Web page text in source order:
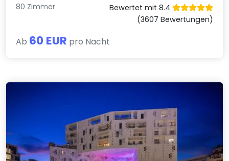
80 Zimmer
Bewertet mit 8.4
(3607 Bewertungen)
Ab 60 EUR pro Nacht